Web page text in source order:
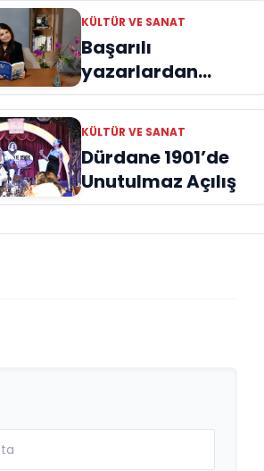
KÜLTÜR VE SANAT
Başarılı
yazarlardan
Azime Savaş’tan
başucu kitabı
“Emanet”
raflardaki yerini
aldı
KÜLTÜR VE SANAT
Dürdane 1901’de
Unutulmaz Açılış